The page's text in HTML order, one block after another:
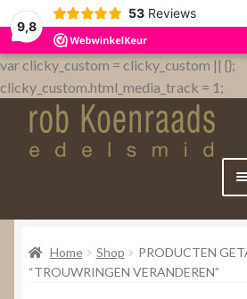
9,8
53 Reviews
var clicky_custom = clicky_custom || {};
clicky_custom.html_media_track = 1;
Home
WebShop
Home Shop
PRODUCTEN
“TROUWRINGEN VERANDEREN”